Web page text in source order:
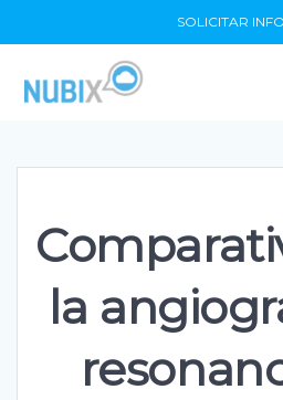
to
SOLICITAR
la